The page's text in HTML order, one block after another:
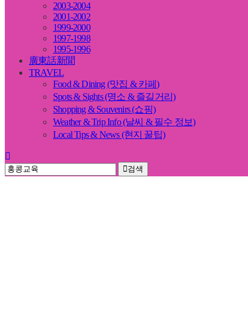
2003-2004
2001-2002
1999-2000
1997-1998
1995-1996
廣東話新聞
TRAVEL
Food & Dining (맛집 & 카페)
Spots & Sights (명소 & 즐길거리)
Shopping & Souvenirs (쇼핑)
Weather & Trip Info (날씨 & 필수 정보)
Local Tips & News (현지 꿀팁)
검색